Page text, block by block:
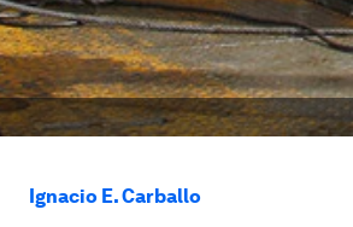
Ignacio E. Carballo